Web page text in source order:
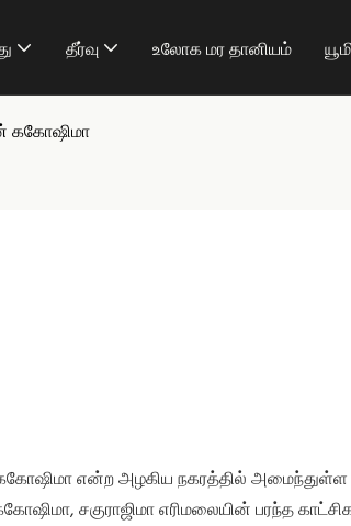
தீர்வு உலோக மர தானியம்
ககோஷிமா
என்ற அழகிய நகரத்தில் அமைந்துள்ள
சகுராஜிமா எரிமலையின் பரந்த